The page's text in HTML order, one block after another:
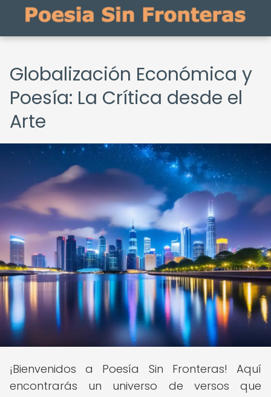
Globalización Económica y
Poesía: La Crítica desde el
Arte
¡Bienvenidos a Poesía Sin Fronteras! Aquí
encontrarás un universo de versos que